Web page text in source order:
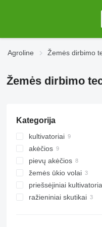
Agroline Žemės dirbimo
Žemės dirbimo
Kategorija
kultivatoriai
akėčios
spyruoklinių virbalų
diskinės akėčios
pievų akėčios
žemės ūkio volai
Kembridžo volai
priešsėjiniai
ražieniniai skutikai